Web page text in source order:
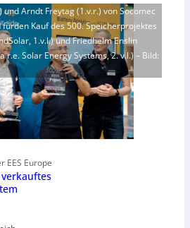
Arndt Freytag (1.v.r.) von Socomec
Kauf des 500. Speicherprojektes
1.v.l.) und Friedhelm Enslin
r.e. Solar Energy Systems, 2. v.l.) – Bild:
EES Europe